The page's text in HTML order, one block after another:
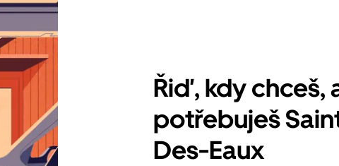
Řiď, kdy chceš,
potřebuješ
Des-Eaux